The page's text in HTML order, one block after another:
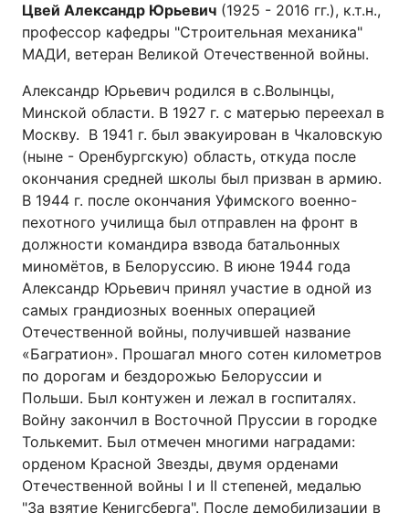
Цвей Александр Юрьевич (1925 - 2016 гг.), к.т.н.,
профессор кафедры "Строительная механика"
МАДИ, ветеран Великой Отечественной войны.
Александр Юрьевич родился в с.Волынцы,
Минской области. В 1927 г. с матерью переехал в
Москву. В 1941 г. был эвакуирован в Чкаловскую
(ныне - Оренбургскую) область, откуда после
окончания средней школы был призван в армию.
В 1944 г. после окончания Уфимского военно-
пехотного училища был отправлен на фронт в
должности командира взвода батальонных
миномётов, в Белоруссию. В июне 1944 года
Александр Юрьевич принял участие в одной из
самых грандиозных военных операцией
Отечественной войны, получившей название
«Багратион». Прошагал много сотен километров
по дорогам и бездорожью Белоруссии и
Польши. Был контужен и лежал в госпиталях.
Войну закончил в Восточной Пруссии в городке
Толькемит. Был отмечен многими наградами:
орденом Красной Звезды, двумя орденами
Отечественной войны I и II степеней, медалью
"За взятие Кенигсберга". После демобилизации в